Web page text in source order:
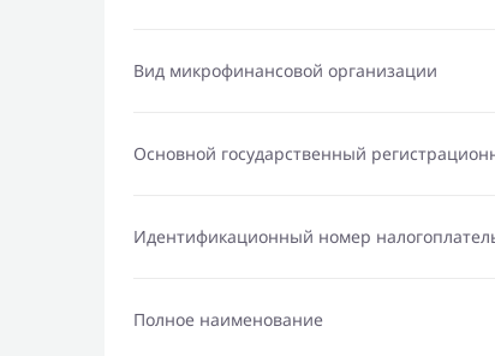
Вид микрофинансовой организации
Основной государственный
Идентификационный номер
Полное наименование